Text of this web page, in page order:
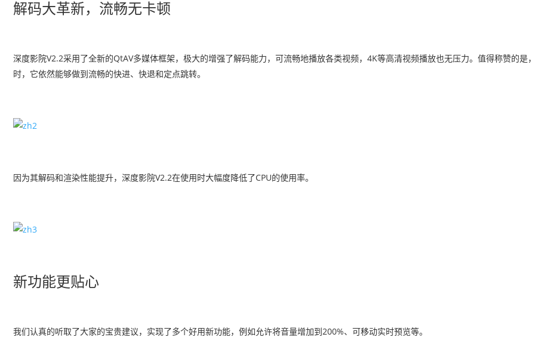
解码大革新，流畅无卡顿
深度影院V2.2采用了全新的QtAV多媒体框架，极大的增强了解码能力，可流畅地播放各类视频，4K等高清视频播放也无压力。值得称赞的是
时，它依然能够做到流畅的快进、快退和定点跳转。
因为其解码和渲染性能提升，深度影院V2.2在使用时大幅度降低了CPU的使用率。
新功能更贴心
我们认真的听取了大家的宝贵建议，实现了多个好用新功能，例如允许将音量增加到200%、可移动实时预览等。